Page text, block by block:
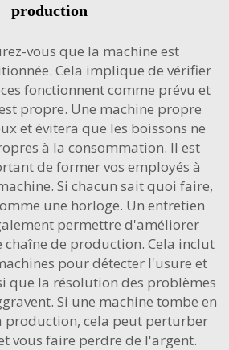
production
vous que la machine est
Cela implique de vérifier
fonctionnent comme prévu et
propre. Une machine propre
et évitera que les boissons ne
à la consommation. Il est
de former vos employés à
Si chacun sait quoi faire,
une horloge. Un entretien
permettre d'améliorer
chaîne de production. Cela inclut
pour détecter l'usure et
que la résolution des problèmes
Si une machine tombe en
production, cela peut perturber
vous faire perdre de l'argent.